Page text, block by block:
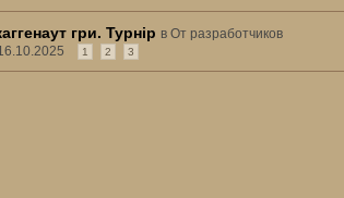
гри. Турнір вОт разработчиков
1 2 3